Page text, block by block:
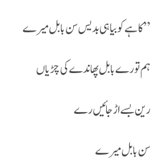
’’ کاہے کو بیاہی بدیس سن بابل میرے
ہم تورے بابل پھاندے کی چڑیاں
رین بسے اڑ جائیں رے
سن بابل میرے